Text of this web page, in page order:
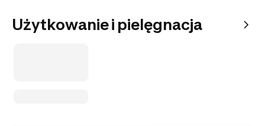
Użytkowanie i pielęgnacja